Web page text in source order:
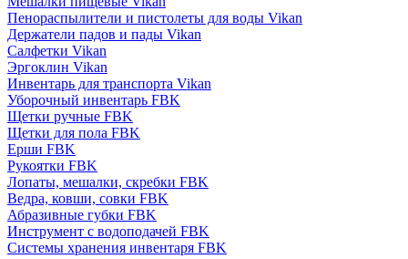
Пенораспылители и пистолеты для воды Vikan
Держатели падов и пады Vikan
Салфетки Vikan
Эргоклин Vikan
Инвентарь для транспорта Vikan
Уборочный инвентарь FBK
Щетки ручные FBK
Щетки для пола FBK
Ерши FBK
Рукоятки FBK
Лопаты, мешалки, скребки FBK
Ведра, ковши, совки FBK
Абразивные губки FBK
Инструмент с водоподачей FBK
Системы хранения инвентаря FBK